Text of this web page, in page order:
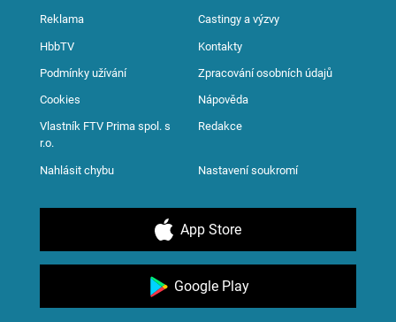
Reklama Castingy a výzvy
HbbTV Kontakty
Podmínky užívání Zpracování osobních údajů
Cookies Nápověda
Vlastník FTV Prima spol. s
r.o.
Redakce
Nahlásit chybu Nastavení soukromí
App Store
Google Play